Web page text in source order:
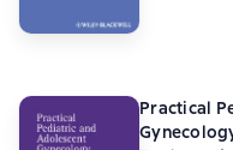
Practical